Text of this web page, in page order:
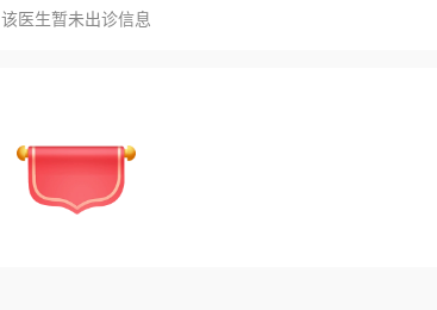
该医生暂未出诊信息